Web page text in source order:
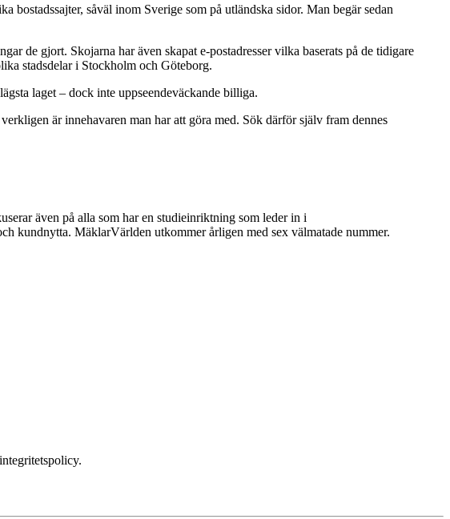
bostadssajter, såväl inom Sverige som på utländska sidor. Man begär sedan
de gjort. Skojarna har även skapat e-postadresser vilka baserats på de tidigare
stadsdelar i Stockholm och Göteborg.
laget – dock inte uppseendeväckande billiga.
är innehavaren man har att göra med. Sök därför själv fram dennes
även på alla som har en studieinriktning som leder in i
kundnytta. MäklarVärlden utkommer årligen med sex välmatade nummer.